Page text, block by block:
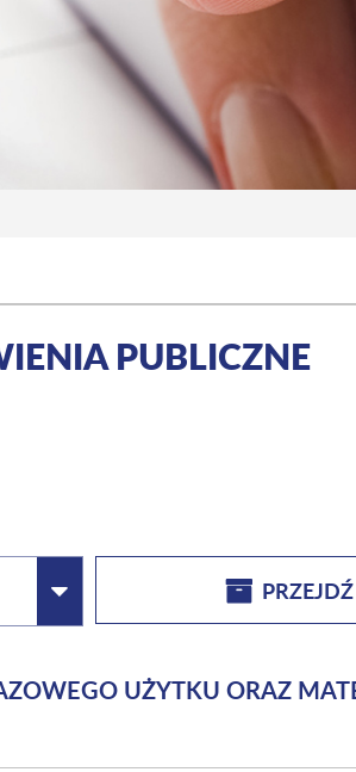
PUBLICZNE
UŻYTKU ORAZ